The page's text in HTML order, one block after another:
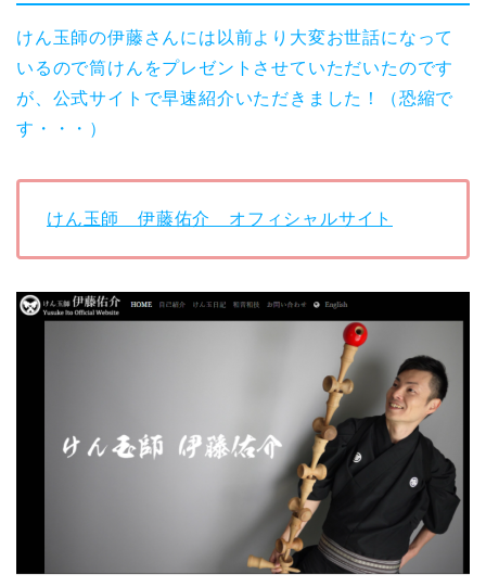
けん玉師の伊藤さんには以前より大変お世話になって
いるので筒けんをプレゼントさせていただいたのです
が、公式サイトで早速紹介いただきました！（恐縮で
す・・・）
けん玉師 伊藤佑介 オフィシャルサイト